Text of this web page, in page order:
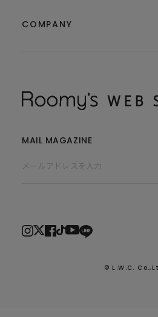
COMPANY
MAIL MAGAZINE
© L.W.C.